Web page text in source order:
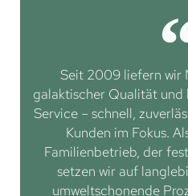
Seit 2009 liefern wir
galaktischer Qualität und
Service – schnell,
Kunden im Fokus.
Familienbetrieb, der
setzen wir auf
umweltschonende